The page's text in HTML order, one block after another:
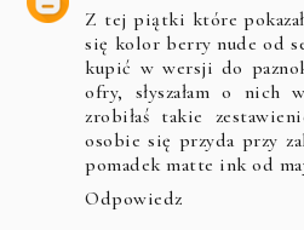
Z tej piątki które
się kolor berry nude od
kupić w wersji do
ofry, słyszałam o nich
zrobiłaś takie
osobie się przyda przy
pomadek matte ink od
Odpowiedz